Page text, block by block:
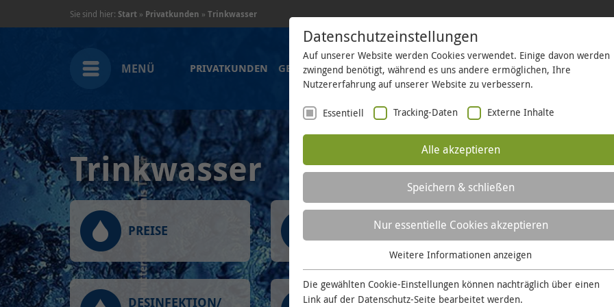
Sie sind hier: Start » Privatkunden » Trinkwasser
MENÜ PRIVATKUNDEN GESCHÄFTSKUNDEN KOMMUNEN BAUHERREN ÜBER UNS
Trinkwasser
PREISE
TRINKWASSER-
ANALYSE
DESINFEKTION/
Datenschutzeinstellungen
Auf unserer Website werden Cookies verwendet. Einige davon werden
zwingend benötigt, während es uns andere ermöglichen, Ihre
Nutzererfahrung auf unserer Website zu verbessern.
Essentiell Tracking-Daten Externe Inhalte
Alle akzeptieren
Speichern & schließen
Nur essentielle Cookies akzeptieren
Essentielle Cookies werden für grundlegende Funktionen der
Website benötigt. Dadurch ist gewährleistet, dass die Website
Weitere Informationen anzeigen
Die gewählten Cookie-Einstellungen können nachträglich über einen
Link auf der Datenschutz-Seite bearbeitet werden.